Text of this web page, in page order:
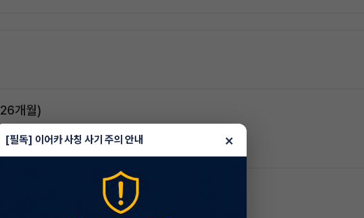
스포티지하이브리드 승계합니다(잔여렌트기간 : 26개월)
[필독] 이어카 사칭 사기 주의 안내 ×